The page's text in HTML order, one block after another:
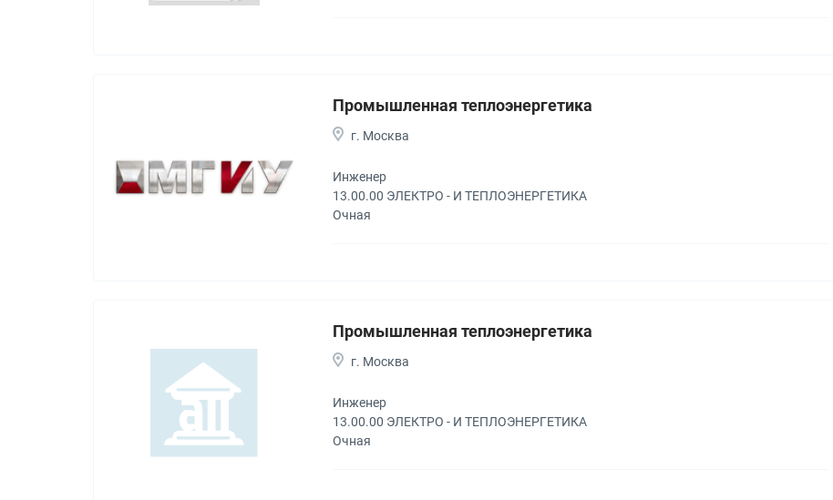
Промышленная теплоэнергетика
г. Москва
Инженер
13.00.00 ЭЛЕКТРО - И ТЕПЛОЭНЕРГЕТИКА
Очная
Промышленная теплоэнергетика
г. Москва
Инженер
13.00.00 ЭЛЕКТРО - И ТЕПЛОЭНЕРГЕТИКА
Очная